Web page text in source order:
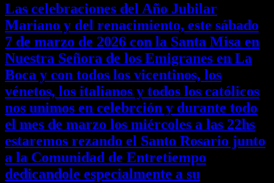
Las celebraciones del Año Jubilar
Mariano y del renacimiento, este sábado
7 de marzo de 2026 con la Santa Misa en
Nuestra Señora de los Emigranes en La
Boca y con todos los vicentinos, los
vénetos, los italianos y todos los católicos
nos unimos en celebrción y durante todo
el mes de marzo los miércoles a las 22hs
estaremos rezando el Santo Rosario junto
a la Comunidad de Entretiempo
dedicandole especialmente a su